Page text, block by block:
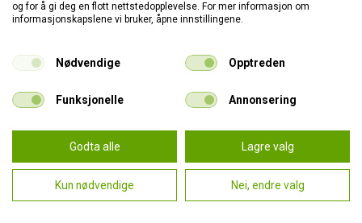
og for å gi deg en flott nettstedopplevelse. For mer informasjon om
informasjonskapslene vi bruker, åpne innstillingene.
Nødvendige Opptreden
Funksjonelle Annonsering
Godta alle Lagre valg
Kun nødvendige Nei, endre valg